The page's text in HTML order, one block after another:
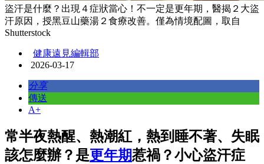
盜汗是什麼？出現４症狀當心！不一定是更年期，醫揭２大盜
汗原因，授黑豆山藥湯２食療改善。僅為情境配圖，取自
Shutterstock
健康遠見編輯部
2026-03-17
分享
傳送
A+
常半夜熱醒、熱潮紅，熱到睡不著、失眠
該怎麼辦？是更年期惹禍？小心盜汗症